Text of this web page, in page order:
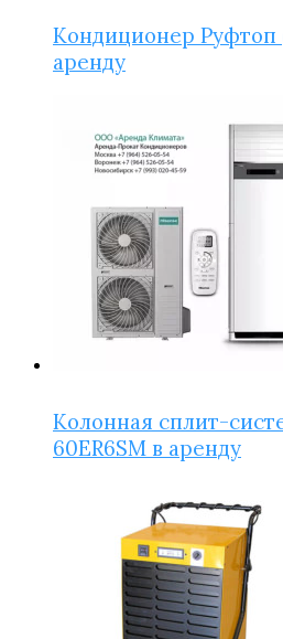
Кондиционер Руфтоп
аренду
Колонная сплит-
60ER6SM в аренду